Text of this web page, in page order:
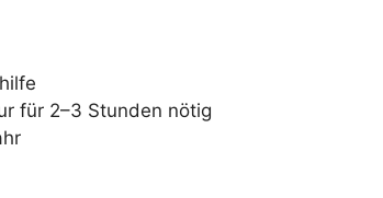
für 2–3 Stunden nötig